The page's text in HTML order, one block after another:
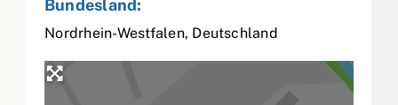
Bundesland:
Nordrhein-Westfalen, Deutschland